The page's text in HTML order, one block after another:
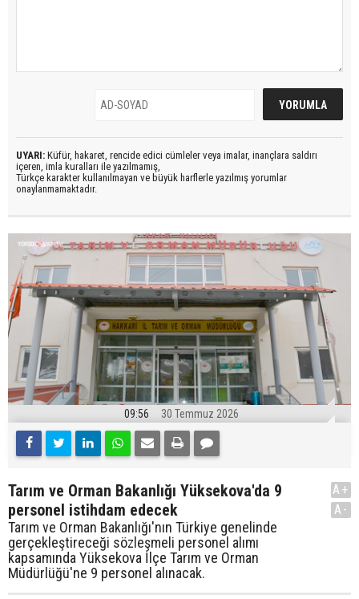
UYARI: Küfür, hakaret, rencide edici cümleler veya imalar, inançlara saldırı
içeren, imla kuralları ile yazılmamış,
Türkçe karakter kullanılmayan ve büyük harflerle yazılmış yorumlar
onaylanmamaktadır.
09:56 30 Temmuz 2026
Tarım ve Orman Bakanlığı Yüksekova'da 9
personel istihdam edecek
Tarım ve Orman Bakanlığı'nın Türkiye genelinde
gerçekleştireceği sözleşmeli personel alımı
kapsamında Yüksekova İlçe Tarım ve Orman
Müdürlüğü'ne 9 personel alınacak.
A+
A-